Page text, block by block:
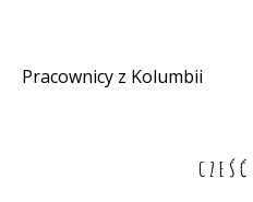
Nawigacja
Pracownicy z Kolumbii